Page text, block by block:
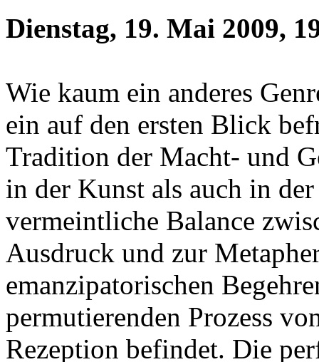
Dienstag, 19. Mai 2009,
Wie kaum ein anderes
ein auf den ersten Blick
Tradition der Macht- und
in der Kunst als auch in
vermeintliche Balance
Ausdruck und zur
emanzipatorischen
permutierenden Prozess
Rezeption befindet. Die